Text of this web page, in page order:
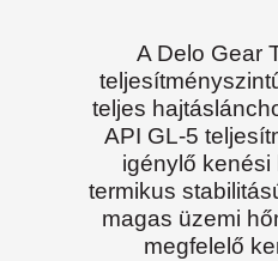
A Delo Gear
teljes
API GL-5
igénylő kenési
termikus
magas üzemi
megfelelő